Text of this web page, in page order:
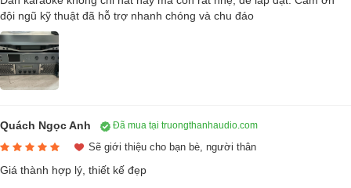
đội ngũ kỹ thuật đã hỗ trợ nhanh chóng và chu đáo
Quách Ngọc Anh Đã mua tại truongthanhaudio.com
Sẽ giới thiệu cho bạn bè, người thân
Giá thành hợp lý, thiết kế đẹp